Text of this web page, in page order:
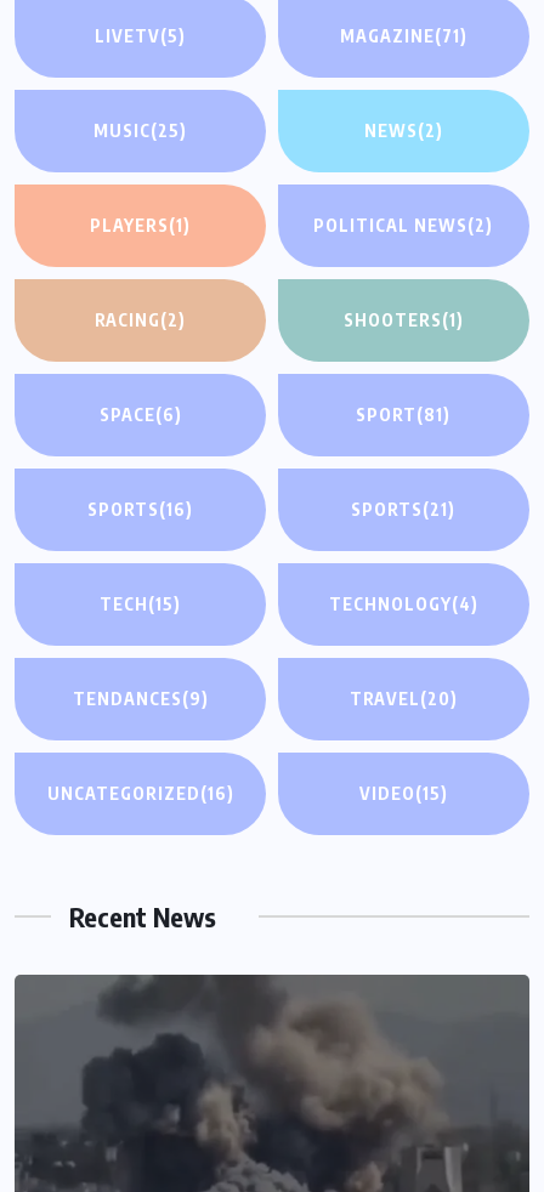
LIVETV(5) MAGAZINE(71)
MUSIC(25) NEWS(2)
PLAYERS(1) POLITICAL NEWS(2)
RACING(2) SHOOTERS(1)
SPACE(6) SPORT(81)
SPORTS(16) SPORTS(21)
TECH(15) TECHNOLOGY(4)
TENDANCES(9) TRAVEL(20)
UNCATEGORIZED(16) VIDEO(15)
Recent News